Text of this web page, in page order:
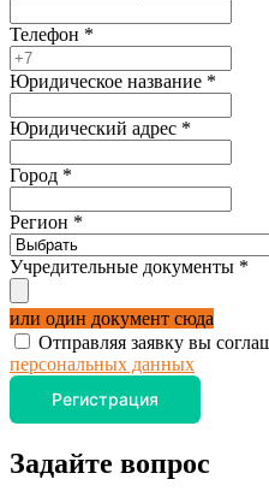
Телефон *
Юридическое название *
Юридический адрес *
Город *
Регион *
Учредительные документы *
или один документ сюда
Отправляя заявку вы
персональных данных
Регистрация
Задайте вопрос